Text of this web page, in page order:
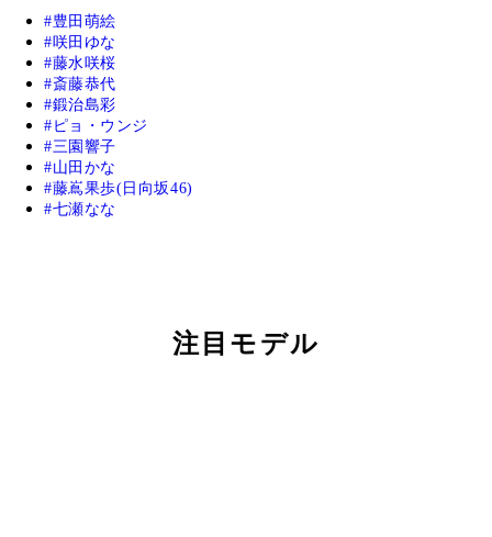
豊田萌絵
咲田ゆな
藤水咲桜
斎藤恭代
鍛治島彩
ピョ・ウンジ
三園響子
山田かな
藤嶌果歩(日向坂46)
七瀬なな
注目モデル